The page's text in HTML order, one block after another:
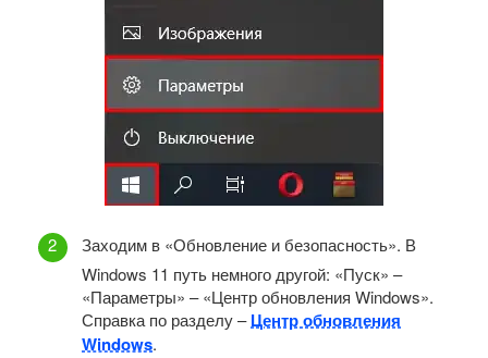
Заходим в «Обновление и безопасность». В
Windows 11 путь немного другой: «Пуск» –
«Параметры» – «Центр обновления Windows».
Справка по разделу –Центр обновления
Windows.